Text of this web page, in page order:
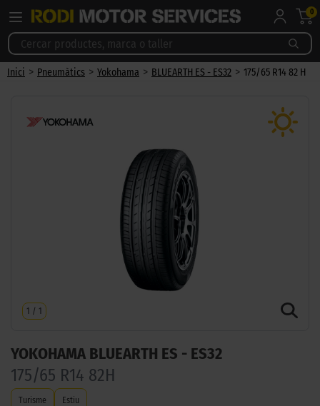
0
Inici > Pneumàtics > Yokohama > BLUEARTH ES - ES32 > 175/65 R14 82 H
1 / 1
YOKOHAMA BLUEARTH ES - ES32
175/65 R14 82H
Turisme Estiu